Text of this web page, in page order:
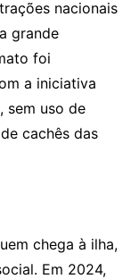
nacionais
grande
foi
a iniciativa
sem uso de
cachês das
chega à ilha,
Em 2024,